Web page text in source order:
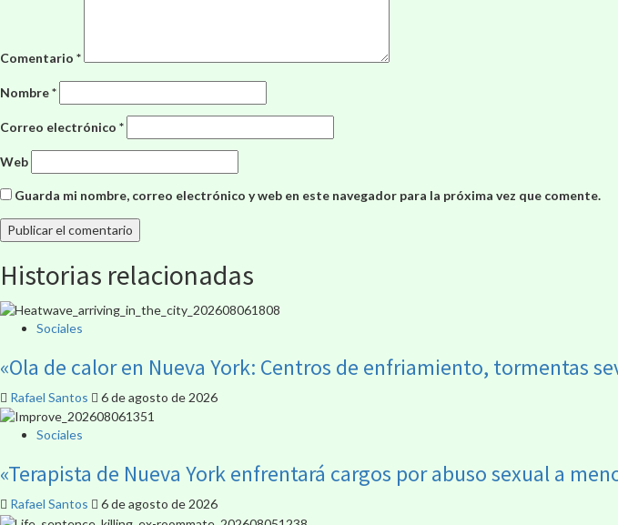
Comentario *
Nombre*
Correo electrónico *
Web
Guarda mi nombre, correo electrónico y web en este navegador para la próxima vez que comente.
Historias relacionadas
Sociales
«Ola de calor en Nueva York: Centros de enfriamiento, tormentas
Rafael Santos 6 de agosto de 2026
Sociales
«Terapista de Nueva York enfrentará cargos por abuso sexual a
Rafael Santos 6 de agosto de 2026